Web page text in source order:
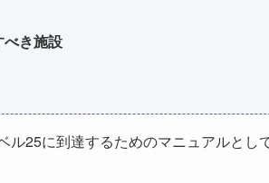
べき施設
25に到達するためのマニュアルとし